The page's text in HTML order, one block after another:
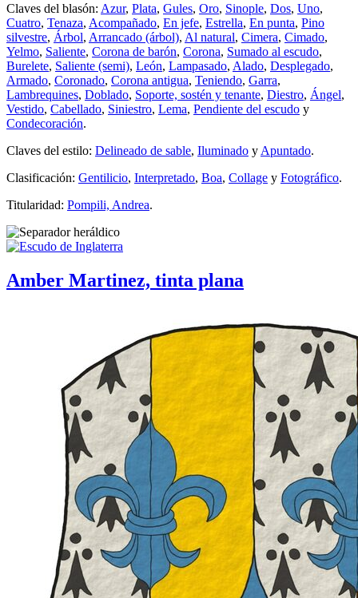
Claves del blasón: Azur, Plata, Gules, Oro, Sinople, Dos, Uno,
Cuatro, Tenaza, Acompañado, En jefe, Estrella, En punta, Pino
silvestre, Árbol, Arrancado (árbol), Al natural, Cimera, Cimado,
Yelmo, Saliente, Corona de barón, Corona, Sumado al escudo,
Burelete, Saliente (semi), León, Lampasado, Alado, Desplegado,
Armado, Coronado, Corona antigua, Teniendo, Garra,
Lambrequines, Doblado, Soporte, sostén y tenante, Diestro, Ángel,
Vestido, Cabellado, Siniestro, Lema, Pendiente del escudo y
Condecoración.
Claves del estilo: Delineado de sable, Iluminado y Apuntado.
Clasificación: Gentilicio, Interpretado, Boa, Collage y Fotográfico.
Titularidad: Pompili, Andrea.
Amber Martinez, tinta plana